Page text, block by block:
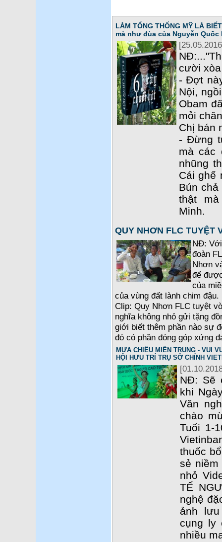
LÀM TỔNG THỐNG MỸ LÀ
mà như đùa của Nguyễn Quốc
cười
- Đợt
Nội,
Obam
mỏi
Chị bán
- Đừng
mà các
nhũng
Cái ghế
Bún
thật
Minh.
QUY NHƠN FLC TUYỆT
NĐ:
đoàn
Nhơn
để
của
của vùng đất lành chim
Clip: Quy Nhơn FLC tuyệt
nghĩa không nhỏ gửi tặng
giới biết thêm phần nào sự
đó có phần đóng góp xứng
MƯA CHIỀU MIỀN TRUNG - VUI
HỘI HƯU TRÍ TRỤ SỞ CHÍNH
NĐ: Sẽ
khi
Văn
chào
Tuổi 1-
thuốc
sẻ
nhỏ
TẾ
nghệ
ảnh
cụng ly
nhiều